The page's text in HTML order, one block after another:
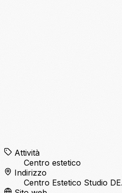
Attività
Centro estetico
Indirizzo
Centro Estetico Studio